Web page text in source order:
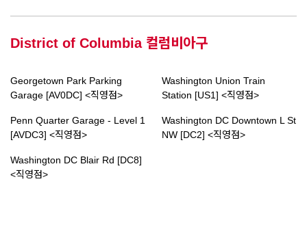
District of Columbia 컬럼비아구
Georgetown Park Parking
Garage [AV0DC] <직영점>
Washington Union Train
Station [US1] <직영점>
Penn Quarter Garage - Level 1
[AVDC3] <직영점>
Washington DC Downtown L St
NW [DC2] <직영점>
Washington DC Blair Rd [DC8]
<직영점>